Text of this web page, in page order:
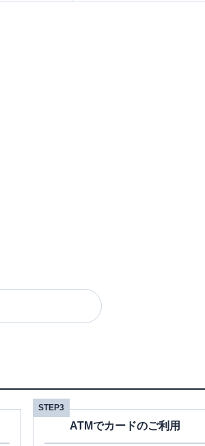
STEP3
ATMでカードのご利用